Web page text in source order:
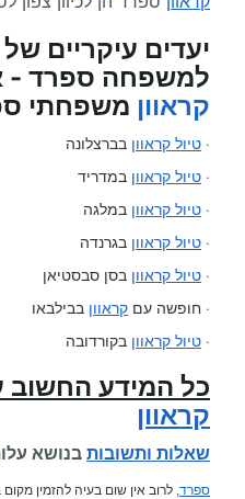
יעדים עיקריים של
למשפחה ספרד -
קראוון משפחתי
· טיול קראוון בברצלונה
· טיול קראוון במדריד
· טיול קראוון במלגה
· טיול קראוון בגרנדה
· טיול קראוון בסן סבסטיאן
· חופשה עם קראוון בבילבאו
· טיול קראוון בקורדובה
כל המידע החשוב
קראוון
שאלות ותשובותבנושא
ספרד, לרוב אין שום בעיה להזמין מקום